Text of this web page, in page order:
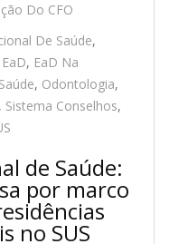
Do CFO
De Saúde,
EaD, EaD Na
, Odontologia,
, Sistema Conselhos,
de Saúde:
por marco
no SUS